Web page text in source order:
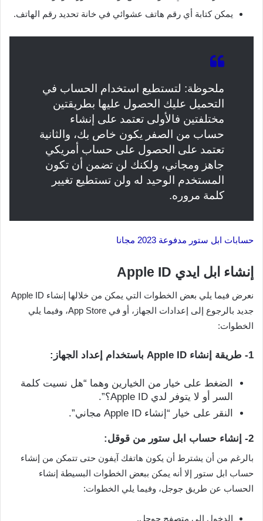
يمكن كتابة أي رقم هاتف عشوائي في خانة تحديد رقم الهاتف.
ملحوظة: لتستطيع استخدام الحساب في
التحميل عليك الحصول عليها بطريقتين
مختلفتين فالأولى تعتمد على إنشاء
حساب من الصفر يكون خاص بك، والثانية
تعتمد على الحصول على حساب أمريكي
جاهز ومجاني، ولكنك لن تضمن أن تكون
المستخدم الوحيد له ولن تستطيع تغيير
كلمة مروره.
حسابات ابل ستور مدفوعة 2023 مجانا
إنشاء ابل ايدي Apple ID
نعرض فيما يلي بعض الخطوات التي يمكن من خلالها إنشاء Apple ID
جديد بالرجوع إلى إعدادات الجهاز، أو في App Store، وفيما يلي
الخطوات:
1- طريقة إنشاء Apple ID باستخدام إعداد الجهاز:
الضغط على خيار من الخيارين وهما “هل نسيت كلمة
السر أو لا يتوفر لدي Apple ID؟”.
النقر على خيار “إنشاء Apple ID مجاني”.
2- إنشاء حساب ابل ستور من قوقل:
بالرغم من أن يشترط أن يكون هاتفك آيفون حتى تتمكن من إنشاء
حساب ابل ستور إلا أنه يمكن ببعض الخطوات البسيطة إنشاء
الحساب عن طريق جوجل، وفيما يلي الخطوات:
الدخول إلى متصفح جوجل.